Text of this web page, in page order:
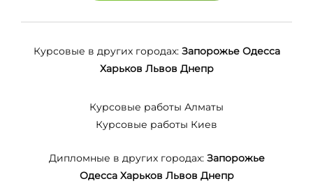
Курсовые в других городах: Запорожье Одесса
Харьков Львов Днепр
Курсовые работы Алматы
Курсовые работы Киев
Дипломные в других городах: Запорожье
Одесса Харьков Львов Днепр